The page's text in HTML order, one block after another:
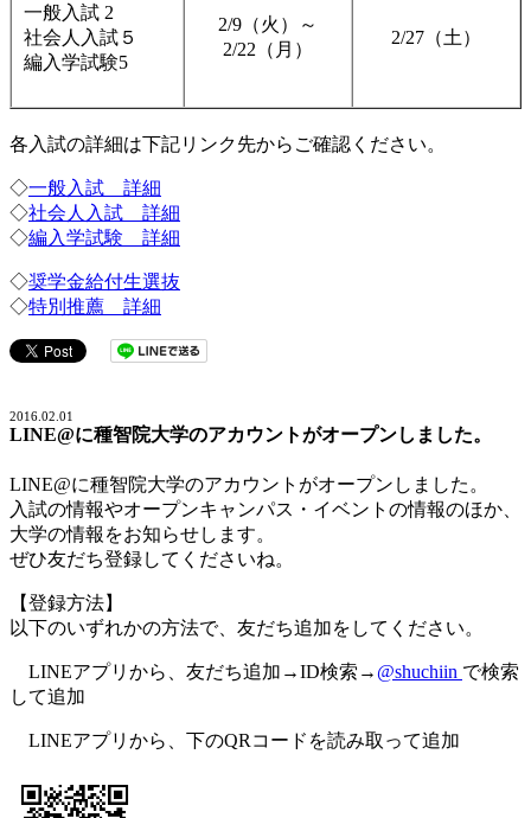
一般入試 2
社会人入試５
編入学試験5
2/9（火）～
2/22（月）
2/27（土）
各入試の詳細は下記リンク先からご確認ください。
◇一般入試 詳細
◇社会人入試 詳細
◇編入学試験 詳細
◇奨学金給付生選抜
◇特別推薦 詳細
2016.02.01
LINE@に種智院大学のアカウントがオープンしました。
LINE@に種智院大学のアカウントがオープンしました。
入試の情報やオープンキャンパス・イベントの情報のほか、
大学の情報をお知らせします。
ぜひ友だち登録してくださいね。
【登録方法】
以下のいずれかの方法で、友だち追加をしてください。
LINEアプリから、友だち追加→ID検索→ @shuchiin で検索
して追加
LINEアプリから、下のQRコードを読み取って追加